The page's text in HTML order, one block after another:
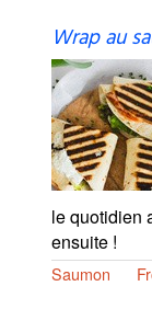
Wrap au
le quotidien
ensuite !
Saumon